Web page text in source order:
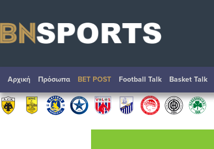
Αρχική Πρόσωπα BET POST Football Talk Basket Talk